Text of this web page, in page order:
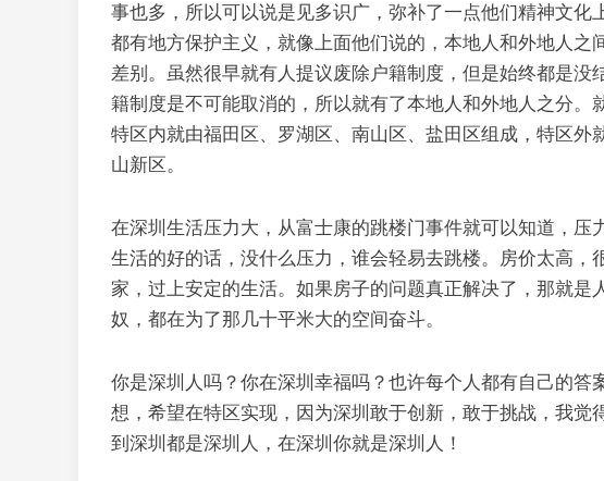
事也多，所以可以说是见多识广，弥补了一点他们精神文化
都有地方保护主义，就像上面他们说的，本地人和外地人之
差别。虽然很早就有人提议废除户籍制度，但是始终都是没
籍制度是不可能取消的，所以就有了本地人和外地人之分。
特区内就由福田区、罗湖区、南山区、盐田区组成，特区外
山新区。
在深圳生活压力大，从富士康的跳楼门事件就可以知道，压
生活的好的话，没什么压力，谁会轻易去跳楼。房价太高，
家，过上安定的生活。如果房子的问题真正解决了，那就是
奴，都在为了那几十平米大的空间奋斗。
你是深圳人吗？你在深圳幸福吗？也许每个人都有自己的答
想，希望在特区实现，因为深圳敢于创新，敢于挑战，我觉
到深圳都是深圳人，在深圳你就是深圳人！